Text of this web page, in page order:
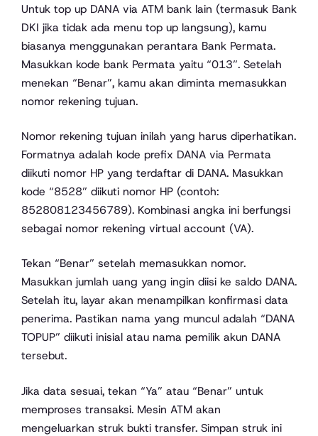
Untuk top up DANA via ATM bank lain (termasuk Bank
DKI jika tidak ada menu top up langsung), kamu
biasanya menggunakan perantara Bank Permata.
Masukkan kode bank Permata yaitu “013”. Setelah
menekan “Benar”, kamu akan diminta memasukkan
nomor rekening tujuan.
Nomor rekening tujuan inilah yang harus diperhatikan.
Formatnya adalah kode prefix DANA via Permata
diikuti nomor HP yang terdaftar di DANA. Masukkan
kode “8528” diikuti nomor HP (contoh:
852808123456789). Kombinasi angka ini berfungsi
sebagai nomor rekening virtual account (VA).
Tekan “Benar” setelah memasukkan nomor.
Masukkan jumlah uang yang ingin diisi ke saldo DANA.
Setelah itu, layar akan menampilkan konfirmasi data
penerima. Pastikan nama yang muncul adalah “DANA
TOPUP” diikuti inisial atau nama pemilik akun DANA
tersebut.
Jika data sesuai, tekan “Ya” atau “Benar” untuk
memproses transaksi. Mesin ATM akan
mengeluarkan struk bukti transfer. Simpan struk ini